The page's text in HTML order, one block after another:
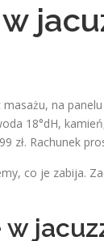
na
18°dH,
zł. Rachunek
co je zabija.